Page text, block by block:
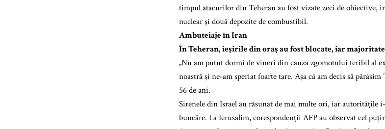
timpul atacurilor din Teheran au fost vizate zeci de obiective,
nuclear și două depozite de combustibil.
Ambuteiaje în Iran
În Teheran, ieșirile din oraș au fost blocate, iar
„Nu am putut dormi de vineri din cauza zgomotului teribil al
noastră şi ne-am speriat foarte tare. Aşa că am decis să
56 de ani.
Sirenele din Israel au răsunat de mai multe ori, iar autoritățile
buncăre. La Ierusalim, corespondenții AFP au observat cel